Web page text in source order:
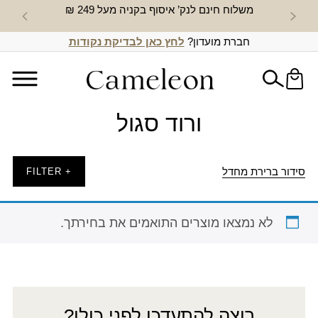
משלוח חינם לנק’ איסוף בקניה מעל 249 ₪ חדש
חברת מועדון? לחץ כאן לבדיקת נקודות
ורוד סגול
סידור ברירת מחדל + FILTER
לא נמצאו מוצרים התואמים את בחירתך.